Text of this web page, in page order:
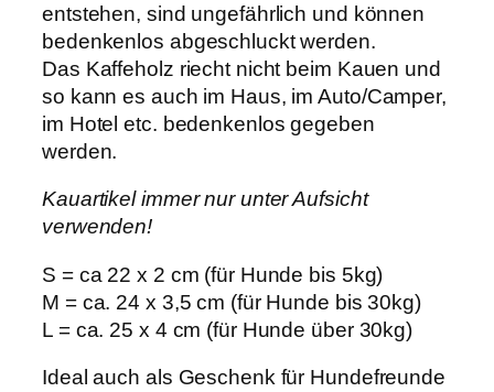
entstehen, sind ungefährlich und können
bedenkenlos abgeschluckt werden.
Das Kaffeholz riecht nicht beim Kauen und
so kann es auch im Haus, im Auto/Camper,
im Hotel etc. bedenkenlos gegeben
werden.
Kauartikel immer nur unter Aufsicht
verwenden!
S = ca 22 x 2 cm (für Hunde bis 5kg)
M = ca. 24 x 3,5 cm (für Hunde bis 30kg)
L = ca. 25 x 4 cm (für Hunde über 30kg)
Ideal auch als Geschenk für Hundefreunde